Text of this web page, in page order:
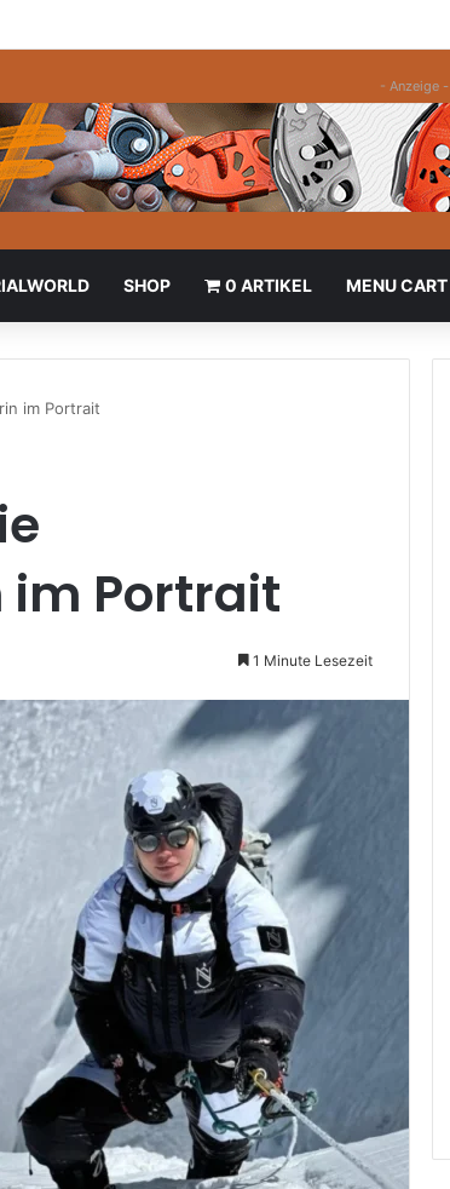
- Anzeige -
SHOP 0 ARTIKEL MENU CART
im Portrait
im Portrait
1 Minute Lesezeit